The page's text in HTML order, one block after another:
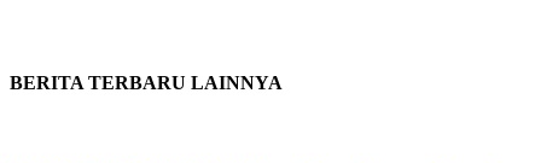
BERITA TERBARU LAINNYA